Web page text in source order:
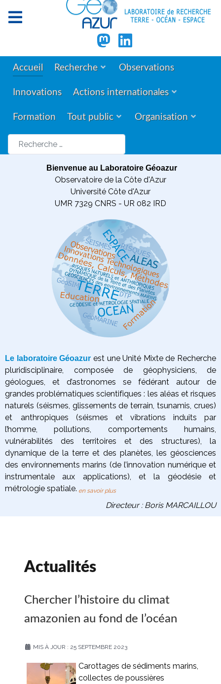
Accueil Recherche Observations
Innovations Actions internationales
Formation Tout public Organisation
Rechercher
Bienvenue au Laboratoire Géoazur
Observatoire de la Côte d'Azur
Université Côte d'Azur
UMR 7329 CNRS - UR 082 IRD
Le laboratoire Géoazur est une Unité Mixte de Recherche
pluridisciplinaire, composée de géophysiciens, de
géologues, et d’astronomes se fédérant autour de
grandes problématiques scientifiques : les aléas et risques
naturels (séismes, glissements de terrain, tsunamis, crues)
et anthropiques (séismes et vibrations induits par
l’homme, pollutions, comportements humains,
vulnérabilités des territoires et des structures), la
dynamique de la terre et des planètes, les géosciences
des environnements marins (de l’innovation numérique et
instrumentale aux applications), et la géodésie et
métrologie spatiale. en savoir plus
Directeur : Boris MARCAILLOU
Actualités
Chercher l’histoire du climat
amazonien au fond de l’océan
MIS À JOUR : 25 SEPTEMBRE 2023
Carottages de sédiments marins,
collectes de poussières